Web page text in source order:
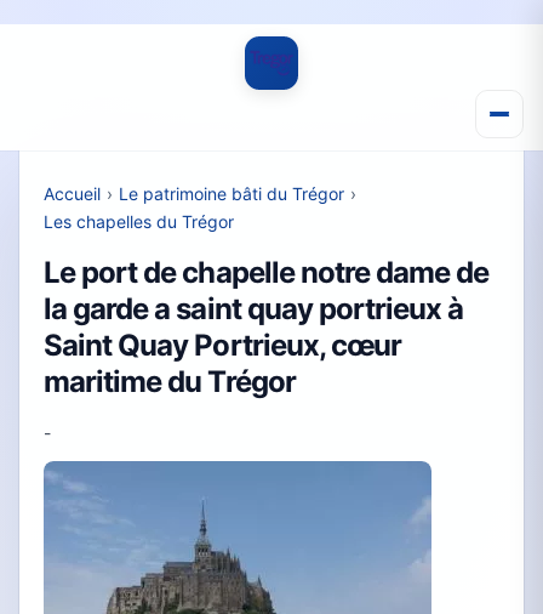
Accueil › Le patrimoine bâti du Trégor ›
Les chapelles du Trégor
Le port de chapelle notre dame de
la garde a saint quay portrieux à
Saint Quay Portrieux, cœur
maritime du Trégor
-